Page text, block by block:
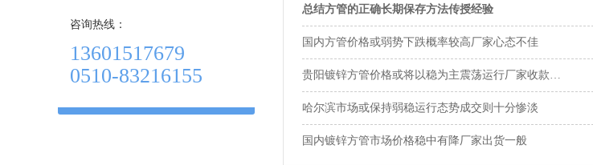
咨询热线：
13601517679
0510-83216155
总结方管的正确长期保存方法传授经验
国内方管价格或弱势下跌概率较高厂家心态不佳
贵阳镀锌方管价格或将以稳为主震荡运行厂家收款…
哈尔滨市场或保持弱稳运行态势成交则十分惨淡
国内镀锌方管市场价格稳中有降厂家出货一般